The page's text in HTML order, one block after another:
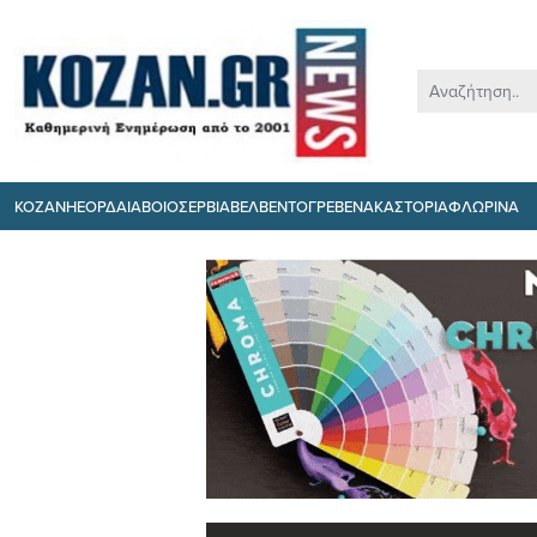
ΚΟΖΑΝΗΕΟΡΔΑΙΑΒΟΙΟΣΕΡΒΙΑΒΕΛΒΕΝΤΟΓΡΕΒΕΝΑΚΑΣΤΟΡΙΑΦΛΩΡΙΝΑ